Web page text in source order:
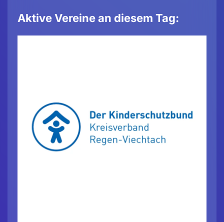
Aktive Vereine an diesem Tag: